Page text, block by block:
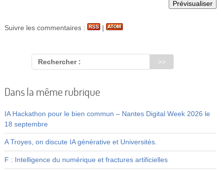
Suivre les commentaires : |
Rechercher :
Dans la même rubrique
IA Hackathon pour le bien commun – Nantes Digital Week 2026 le
18 septembre
A Troyes, on discute IA générative et Universités.
F : Intelligence du numérique et fractures artificielles